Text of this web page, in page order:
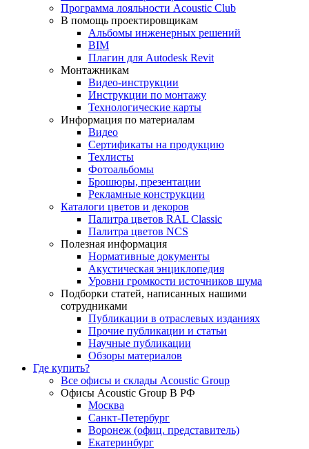
Программа лояльности Acoustic Club
В помощь проектировщикам
Альбомы инженерных решений
BIM
Плагин для Autodesk Revit
Монтажникам
Видео-инструкции
Инструкции по монтажу
Технологические карты
Информация по материалам
Видео
Сертификаты на продукцию
Техлисты
Фотоальбомы
Брошюры, презентации
Рекламные конструкции
Каталоги цветов и декоров
Палитра цветов RAL Сlassic
Палитра цветов NCS
Полезная информация
Нормативные документы
Акустическая энциклопедия
Уровни громкости источников шума
Подборки статей, написанных нашими
сотрудниками
Публикации в отраслевых изданиях
Прочие публикации и статьи
Научные публикации
Обзоры материалов
Где купить?
Все офисы и склады Acoustic Group
Офисы Acoustic Group В РФ
Москва
Санкт-Петербург
Воронеж (офиц. представитель)
Екатеринбург